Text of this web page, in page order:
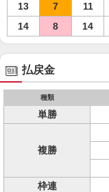
13
7 11
14
8 14
払戻金
種類
単勝
複勝
枠連